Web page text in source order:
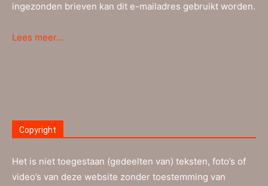
ingezonden brieven kan dit e-mailadres gebruikt worden.
Lees meer…
Copyright
Het is niet toegestaan (gedeelten van) teksten, foto’s of
video’s van deze website zonder toestemming van